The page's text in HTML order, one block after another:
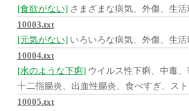
[食欲がない] さまざまな病気、外傷、生
10003.txt
[元気がない] いろいろな病気、外傷、生活
10004.txt
[水のような下痢] ウイルス性下痢、中毒、
十二指腸炎、出血性腸炎、食べすぎ、スト
10005.txt